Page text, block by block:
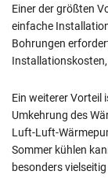
Einer der größten
einfache
Bohrungen
Ein weiterer Vorteil
Umkehrung des
Luft-Luft-
Sommer kühlen
besonders